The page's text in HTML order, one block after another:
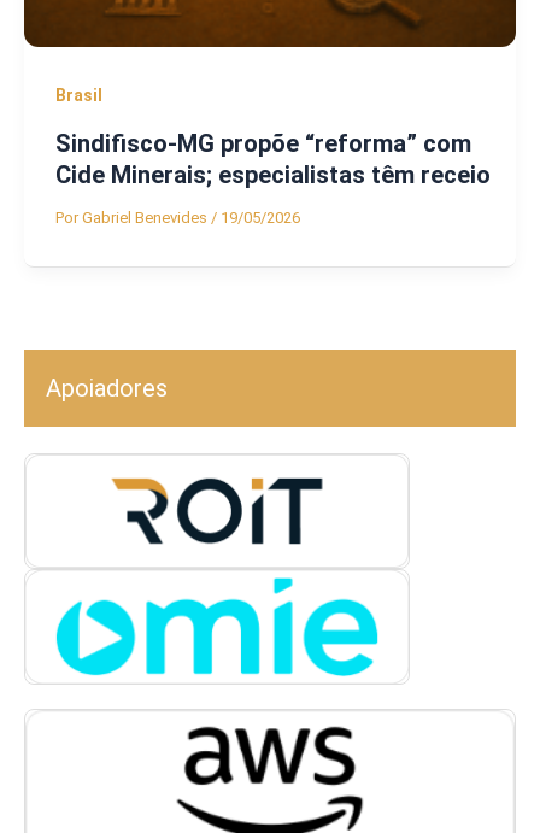
Brasil
Sindifisco-MG propõe “reforma” com
Cide Minerais; especialistas têm receio
PorGabriel Benevides / 19/05/2026
Apoiadores